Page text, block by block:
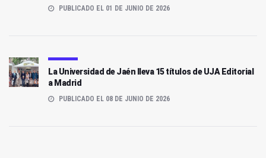
PUBLICADO EL 01 DE JUNIO DE 2026
La Universidad de Jaén lleva 15 títulos de UJA Editorial
a Madrid
PUBLICADO EL 08 DE JUNIO DE 2026